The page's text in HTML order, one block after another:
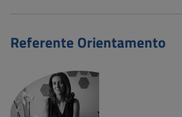
Referente Orientamento